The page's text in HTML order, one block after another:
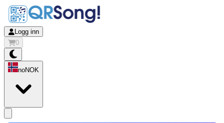
Logg inn
0
noNOK